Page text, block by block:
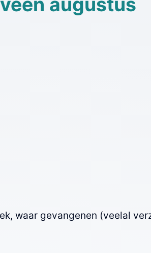
waar gevangenen (veelal